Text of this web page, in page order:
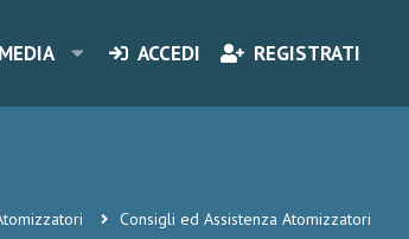
MEDIA ACCEDI REGISTRATI
Consigli ed Assistenza Atomizzatori